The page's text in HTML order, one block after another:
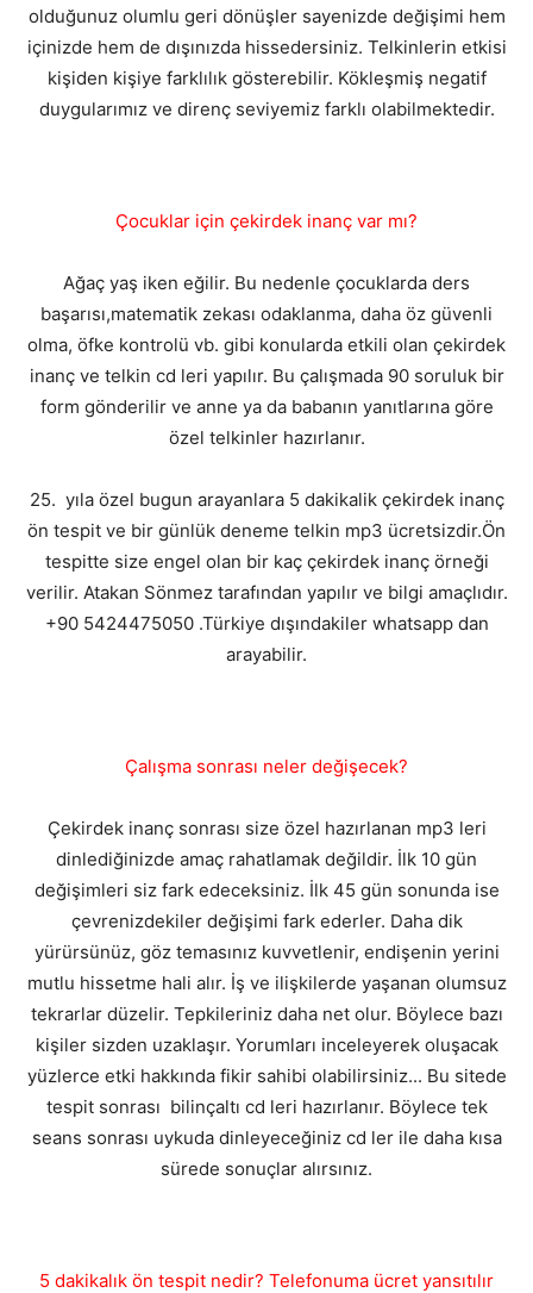
olduğunuz olumlu geri dönüşler sayenizde değişimi hem
içinizde hem de dışınızda hissedersiniz. Telkinlerin etkisi
kişiden kişiye farklılık gösterebilir. Kökleşmiş negatif
duygularımız ve direnç seviyemiz farklı olabilmektedir.
Çocuklar için çekirdek inanç var mı?
Ağaç yaş iken eğilir. Bu nedenle çocuklarda ders
başarısı,matematik zekası odaklanma, daha öz güvenli
olma, öfke kontrolü vb. gibi konularda etkili olan çekirdek
inanç ve telkin cd leri yapılır. Bu çalışmada 90 soruluk bir
form gönderilir ve anne ya da babanın yanıtlarına göre
özel telkinler hazırlanır.
25. yıla özel bugun arayanlara 5 dakikalik çekirdek inanç
ön tespit ve bir günlük deneme telkin mp3 ücretsizdir.Ön
tespitte size engel olan bir kaç çekirdek inanç örneği
verilir. Atakan Sönmez tarafından yapılır ve bilgi amaçlıdır.
+90 5424475050 .Türkiye dışındakiler whatsapp dan
arayabilir.
Çalışma sonrası neler değişecek?
Çekirdek inanç sonrası size özel hazırlanan mp3 leri
dinlediğinizde amaç rahatlamak değildir. İlk 10 gün
değişimleri siz fark edeceksiniz. İlk 45 gün sonunda ise
çevrenizdekiler değişimi fark ederler. Daha dik
yürürsünüz, göz temasınız kuvvetlenir, endişenin yerini
mutlu hissetme hali alır. İş ve ilişkilerde yaşanan olumsuz
tekrarlar düzelir. Tepkileriniz daha net olur. Böylece bazı
kişiler sizden uzaklaşır. Yorumları inceleyerek oluşacak
yüzlerce etki hakkında fikir sahibi olabilirsiniz... Bu sitede
tespit sonrası bilinçaltı cd leri hazırlanır. Böylece tek
seans sonrası uykuda dinleyeceğiniz cd ler ile daha kısa
sürede sonuçlar alırsınız.
5 dakikalık ön tespit nedir? Telefonuma ücret yansıtılır